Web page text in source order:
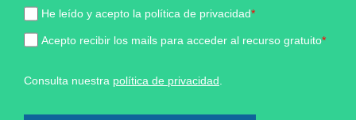
He leído y acepto la política de privacidad*
Acepto recibir los mails para acceder al recurso gratuito*
Consulta nuestra política de privacidad.